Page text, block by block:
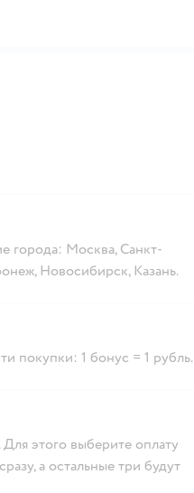
города: Москва, Санкт-
Новосибирск, Казань.
покупки: 1 бонус = 1 рубль.
этого выберите оплату
а остальные три будут